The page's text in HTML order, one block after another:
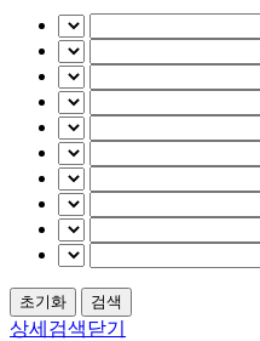
상세검색닫기